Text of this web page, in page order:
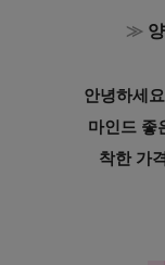
≫
안녕하세
마인드 좋
착한 가